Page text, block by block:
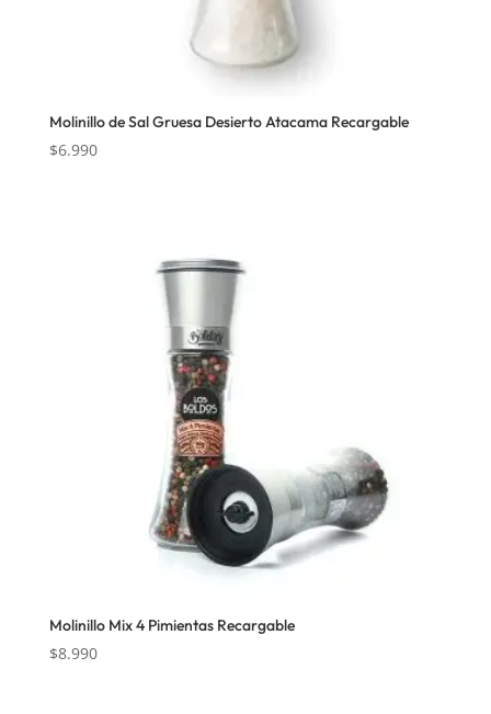
Molinillo de Sal Gruesa Desierto Atacama Recargable
$6.990
Molinillo Mix 4 Pimientas Recargable
$8.990